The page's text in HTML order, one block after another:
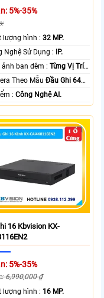
5%-35%
lượng hình :32 MP.
⚙ Công Nghệ Sử Dụng :
IP.
❃ Hình ảnh ban đêm :Từng Vị Trí
Theo MẫuĐầu Ghi 64
️🎙 Ưu Điểm :Công Nghệ AI.
16 Kbvision KX-
5%-35%
6,990,000 ₫
lượng hình : 16 MP.